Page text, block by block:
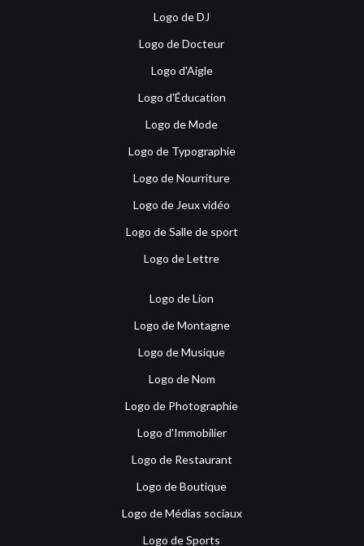
Logo de DJ
Logo de Docteur
Logo d'Aigle
Logo d'Éducation
Logo de Mode
Logo de Typographie
Logo de Nourriture
Logo de Jeux vidéo
Logo de Salle de sport
Logo de Lettre
Logo de Lion
Logo de Montagne
Logo de Musique
Logo de Nom
Logo de Photographie
Logo d'Immobilier
Logo de Restaurant
Logo de Boutique
Logo de Médias sociaux
Logo de Sports